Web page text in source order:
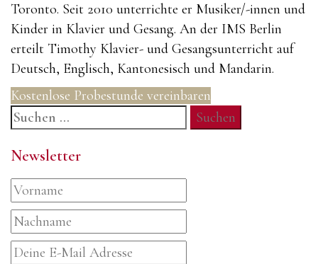
Toronto. Seit 2010 unterrichte er Musiker/-innen und
Kinder in Klavier und Gesang. An der IMS Berlin
erteilt Timothy Klavier- und Gesangsunterricht auf
Deutsch, Englisch, Kantonesisch und Mandarin.
Kostenlose Probestunde vereinbaren
Suchen
nach:
Newsletter